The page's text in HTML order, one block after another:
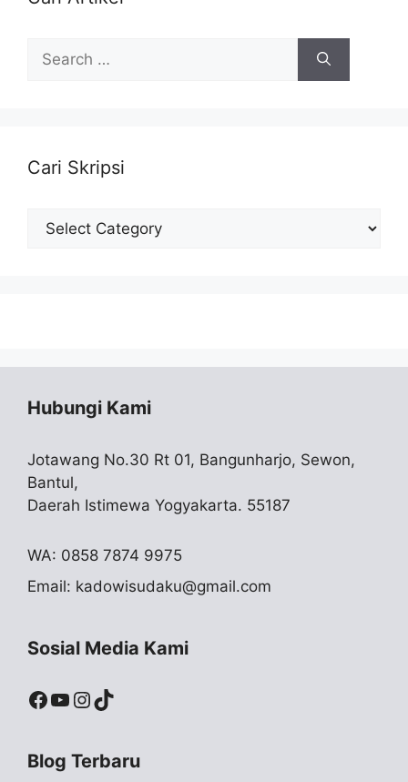
Search
for:
Cari Skripsi
Cari
Hubungi Kami
Jotawang No.30 Rt 01, Bangunharjo, Sewon,
Bantul,
Daerah Istimewa Yogyakarta. 55187
WA: 0858 7874 9975
Email: kadowisudaku@gmail.com
Sosial Media Kami
Facebook
YouTube
Instagram
TikTok
Blog Terbaru